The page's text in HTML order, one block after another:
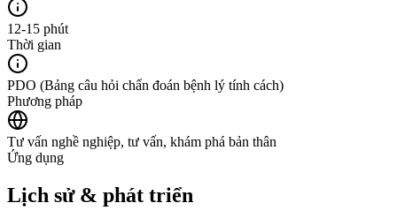
12-15 phút
Thời gian
PDO (Bảng câu hỏi chẩn đoán bệnh lý tính cách)
Phương pháp
Tư vấn nghề nghiệp, tư vấn, khám phá bản thân
Ứng dụng
Lịch sử & phát triển